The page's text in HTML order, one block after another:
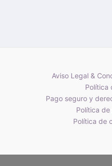
Aviso Legal &
Política
Pago seguro y
Política
Política de